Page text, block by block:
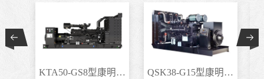
KTA50-GS8型康明斯柴.. QSK38-G15型康明斯柴..